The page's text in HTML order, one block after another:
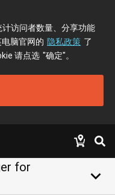
计访问者数量、分享功能
脑官网的 隐私政策 了
请点选 "确定"。
for
keyboard_arrow_down